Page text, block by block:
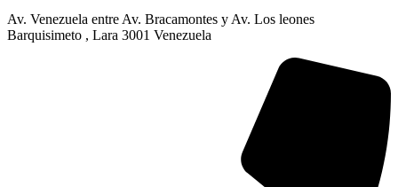
Av. Venezuela entre Av. Bracamontes y Av. Los leones
Barquisimeto , Lara 3001 Venezuela